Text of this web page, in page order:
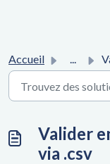
Accueil ...
Valider
via .csv